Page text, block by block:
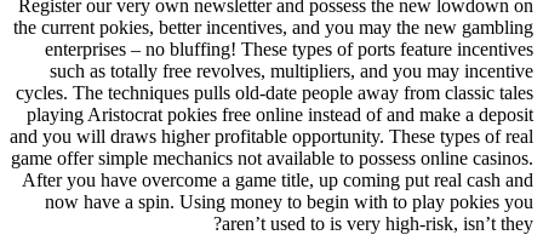
Register our very own newsletter and possess the new lowdown on
the current pokies, better incentives, and you may the new gambling
enterprises – no bluffing! These types of ports feature incentives
such as totally free revolves, multipliers, and you may incentive
cycles. The techniques pulls old-date people away from classic tales
playing Aristocrat pokies free online instead of and make a deposit
and you will draws higher profitable opportunity. These types of real
game offer simple mechanics not available to possess online casinos.
After you have overcome a game title, up coming put real cash and
now have a spin. Using money to begin with to play pokies you
aren’t used to is very high-risk, isn’t they?